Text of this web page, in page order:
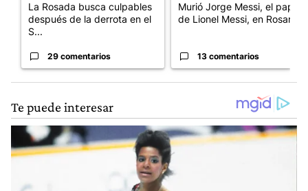
La Rosada busca culpables
después de la derrota en el
S...
29 comentarios
Murió Jorge Messi, el papá
de Lionel Messi, en Rosario
13 comentarios